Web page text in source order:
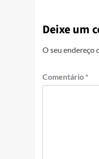
Deixe um
O seu endereço
Comentário *